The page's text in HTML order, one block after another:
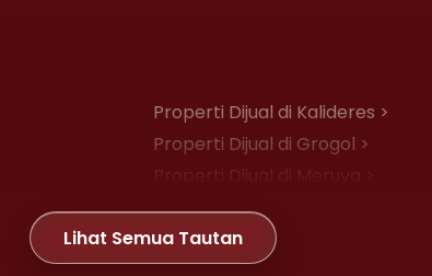
Properti Dijual di Kalideres >
Properti Dijual di Grogol >
Properti Dijual di Meruya >
Properti Dijual di Joglo >
Lihat Semua Tautan